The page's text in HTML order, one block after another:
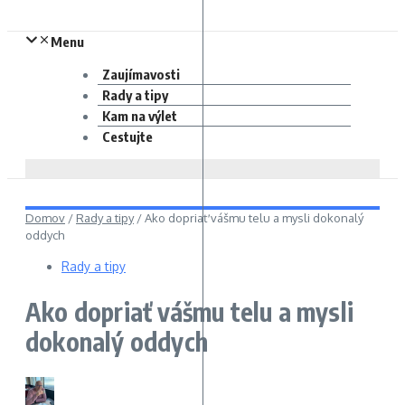
Menu
Zaujímavosti
Rady a tipy
Kam na výlet
Cestujte
Domov / Rady a tipy/Ako dopriať vášmu telu a mysli dokonalý
oddych
Rady a tipy
Ako dopriať vášmu telu a mysli
dokonalý oddych